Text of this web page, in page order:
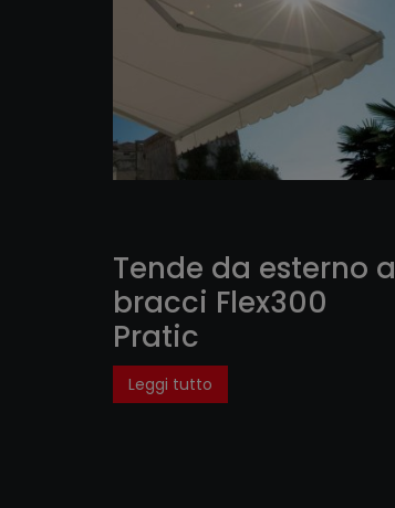
Tende da esterno a
bracci Flex300
Pratic
Leggi tutto